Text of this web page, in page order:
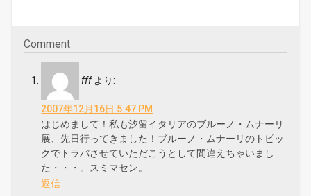
Comment
fff より:
2007年12月16日 5:47 PM
はじめまして！私も汐留イタリアのブルーノ・ムナーリ
展、先日行ってきました！ブルーノ・ムナーリのトピッ
クでトラバさせていただこうとして間違えちゃいまし
た・・・。スミマセン。
返信